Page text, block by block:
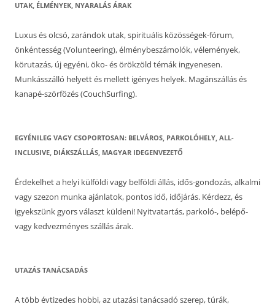
UTAK, ÉLMÉNYEK, NYARALÁS ÁRAK
Luxus és olcsó, zarándok utak, spirituális közösségek-fórum,
önkéntesség (Volunteering), élménybeszámolók, vélemények,
körutazás, új egyéni, öko- és örökzöld témák ingyenesen.
Munkásszálló helyett és mellett igényes helyek. Magánszállás és
kanapé-szörfözés (CouchSurfing).
EGYÉNILEG VAGY CSOPORTOSAN: BELVÁROS, PARKOLÓHELY, ALL-
INCLUSIVE, DIÁKSZÁLLÁS, MAGYAR IDEGENVEZETŐ
Érdekelhet a helyi külföldi vagy belföldi állás, idős-gondozás, alkalmi
vagy szezon munka ajánlatok, pontos idő, időjárás. Kérdezz, és
igyekszünk gyors választ küldeni! Nyitvatartás, parkoló-, belépő-
vagy kedvezményes szállás árak.
UTAZÁS TANÁCSADÁS
A több évtizedes hobbi, az utazási tanácsadó szerep, túrák,